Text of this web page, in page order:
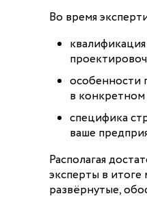
Во время
особенности
в
специфика
ваше
Располагая
эксперты в итоге
развёрнутые,